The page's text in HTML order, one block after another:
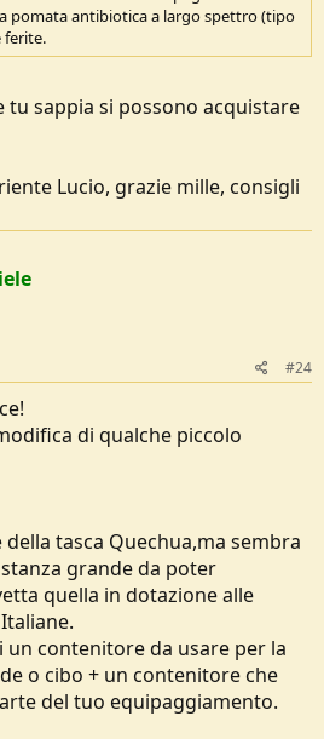
pomata antibiotica a largo spettro (tipo
ferite.
tu sappia si possono acquistare
Lucio, grazie mille, consigli
#24
di qualche piccolo
tasca Quechua,ma sembra
grande da poter
quella in dotazione alle
un contenitore da usare per la
o cibo + un contenitore che
del tuo equipaggiamento.